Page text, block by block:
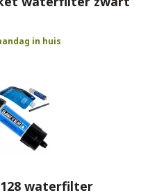
in huis
waterfilter